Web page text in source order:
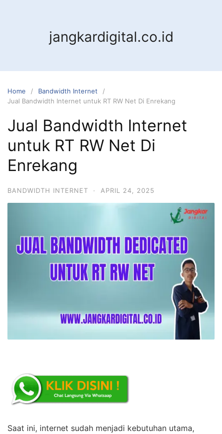
jangkardigital.co.id
Home
Bandwidth Internet
Jual Bandwidth Internet untuk RT RW Net Di Enrekang
Jual Bandwidth Internet
untuk RT RW Net Di
Enrekang
BANDWIDTH INTERNET · APRIL 24, 2025
Saat ini, internet sudah menjadi kebutuhan utama,